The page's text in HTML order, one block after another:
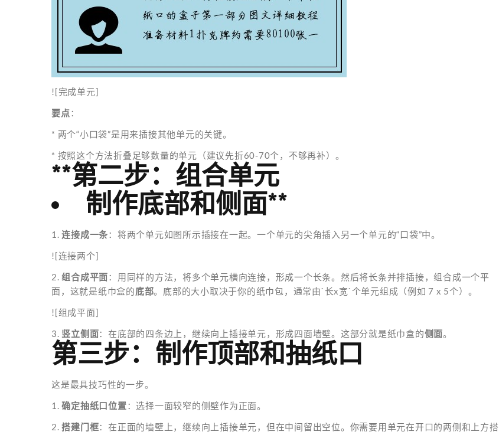
![完成单元]
要点：
* 两个“小口袋”是用来插接其他单元的关键。
* 按照这个方法折叠足够数量的单元（建议先折60-70个，不够再补）。
**第二步：组合单元
制作底部和侧面**
1.连接成一条：将两个单元如图所示插接在一起。一个单元的尖角插入另一个单元的“口袋”中。
![连接两个]
2.组合成平面：用同样的方法，将多个单元横向连接，形成一个长条。然后将长条并排插接，组合成一个平
面，这就是纸巾盒的底部。底部的大小取决于你的纸巾包，通常由`长x宽`个单元组成（例如 7 x 5个）。
![组成平面]
3. 竖立侧面：在底部的四条边上，继续向上插接单元，形成四面墙壁。这部分就是纸巾盒的侧面。
第三步：制作顶部和抽纸口
这是最具技巧性的一步。
1.确定抽纸口位置：选择一面较窄的侧壁作为正面。
2.搭建门框：在正面的墙壁上，继续向上插接单元，但在中间留出空位。你需要用单元在开口的两侧和上方搭